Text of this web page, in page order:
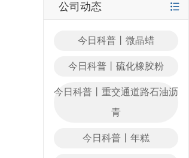
公司动态
今日科普丨微晶蜡
今日科普丨硫化橡胶粉
今日科普丨重交通道路石油沥
青
今日科普丨年糕